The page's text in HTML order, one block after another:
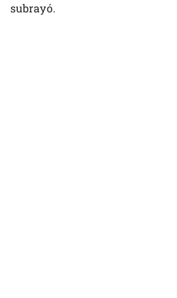
subrayó.